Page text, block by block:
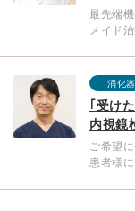
最先端
メイド
消化
｢受け
内視鏡
ご希望
患者様